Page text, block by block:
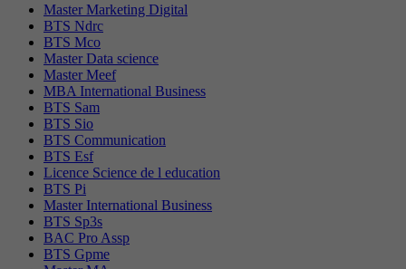
Master Marketing Digital
BTS Ndrc
BTS Mco
Master Data science
Master Meef
MBA International Business
BTS Sam
BTS Sio
BTS Communication
BTS Esf
Licence Science de l education
BTS Pi
Master International Business
BTS Sp3s
BAC Pro Assp
BTS Gpme